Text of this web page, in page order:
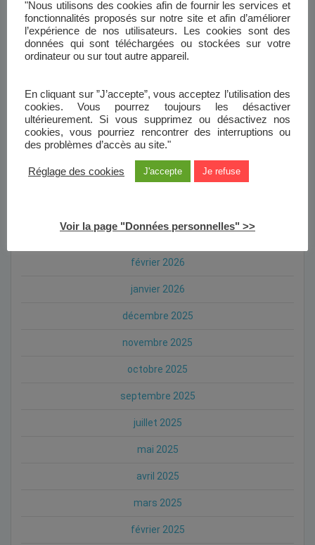
Pose de la première pierre de la future résidence
intergénérationnelle
Service d’astreinte : à votre écoute en cas d’urgence
Bouleaux-Platanes : chantier en cours
ARCHIVES
août 2026
mai 2026
février 2026
janvier 2026
décembre 2025
novembre 2025
octobre 2025
septembre 2025
juillet 2025
mai 2025
avril 2025
mars 2025
février 2025
"Nous utilisons des cookies afin de fournir les services et
fonctionnalités proposés sur notre site et afin d’améliorer
l’expérience de nos utilisateurs. Les cookies sont des
données qui sont téléchargées ou stockées sur votre
ordinateur ou sur tout autre appareil.
En cliquant sur ”J’accepte”, vous acceptez l’utilisation des
cookies. Vous pourrez toujours les désactiver
ultérieurement. Si vous supprimez ou désactivez nos
cookies, vous pourriez rencontrer des interruptions ou
des problèmes d’accès au site."
Réglage des cookies J'accepte Je refuse
Voir la page "Données personnelles" >>